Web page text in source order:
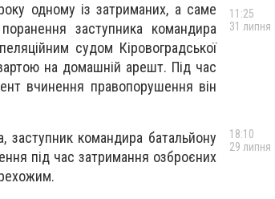
одному із затриманих, а саме
заступника командира
судом Кіровоградської
на домашній арешт. Під час
вчинення правопорушення він
заступник командира батальйону
під час затримання озброєних
11:25
31 липня
18:10
29 липня